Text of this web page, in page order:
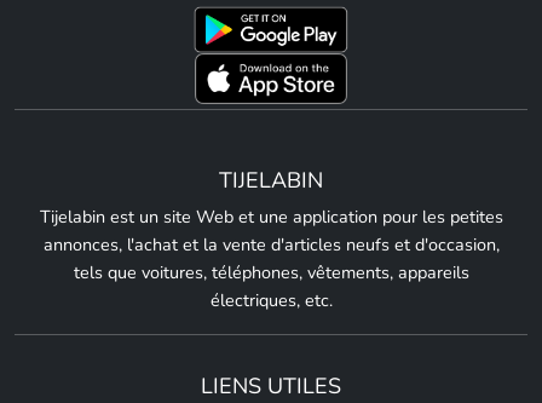
TIJELABIN
Tijelabin est un site Web et une application pour les petites
annonces, l'achat et la vente d'articles neufs et d'occasion,
tels que voitures, téléphones, vêtements, appareils
électriques, etc.
LIENS UTILES